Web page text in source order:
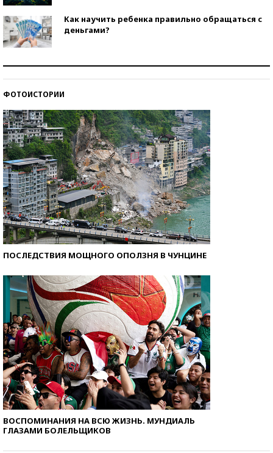
Как научить ребенка правильно обращаться с
деньгами?
ФОТОИСТОРИИ
ПОСЛЕДСТВИЯ МОЩНОГО ОПОЛЗНЯ В ЧУНЦИНЕ
ВОСПОМИНАНИЯ НА ВСЮ ЖИЗНЬ. МУНДИАЛЬ
ГЛАЗАМИ БОЛЕЛЬЩИКОВ